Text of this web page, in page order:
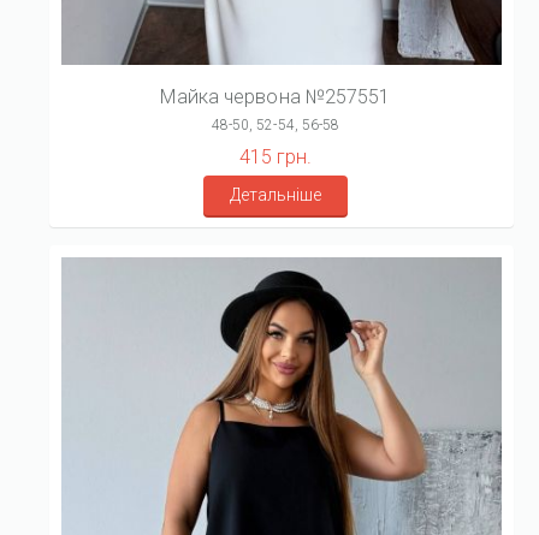
Майка червона №257551
48-50, 52-54, 56-58
415 грн.
Детальніше